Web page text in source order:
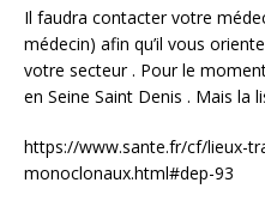
Il faudra contacter votre
médecin) afin qu’il vous
votre secteur . Pour le
en Seine Saint Denis . Mais la
https://www.sante.fr/cf/lieux-
monoclonaux.html#dep-93